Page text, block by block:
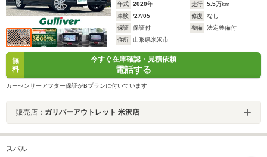
年式 2020年 走行 5.5万km
車検
'27/05 修復
なし
保証
保証付 整備
法定整備付
住所
山形県米沢市
無
料
今すぐ在庫確認・見積依頼
電話する
カーセンサーアフター保証がBプランに付いています
販売店： ガリバーアウトレット 米沢店
スバル